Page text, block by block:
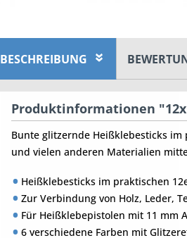
BESCHREIBUNG
Produktinformationen
Bunte glitzernde Heißklebesticks im
und vielen anderen Materialien
Heißklebesticks im praktischen
Zur Verbindung von Holz, Leder,
Für Heißklebepistolen mit 11 mm
6 verschiedene Farben mit